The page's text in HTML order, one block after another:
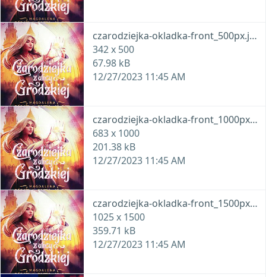
czarodziejka-okladka-front_500px.jpg
342 x 500
67.98 kB
12/27/2023 11:45 AM
czarodziejka-okladka-front_1000px.jpg
683 x 1000
201.38 kB
12/27/2023 11:45 AM
czarodziejka-okladka-front_1500px.jpg
1025 x 1500
359.71 kB
12/27/2023 11:45 AM